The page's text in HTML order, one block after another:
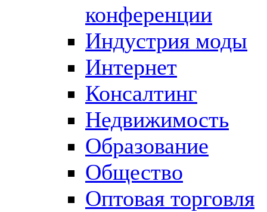
конференции
Индустрия моды
Интернет
Консалтинг
Недвижимость
Образование
Общество
Оптовая торговля